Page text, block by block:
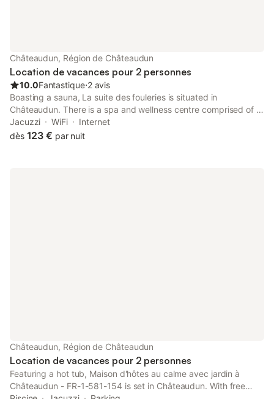
Châteaudun, Région de Châteaudun
Location de vacances pour 2 personnes
10.0Fantastique⋅2 avis
Boasting a sauna, La suite des fouleries is situated in
Châteaudun. There is a spa and wellness centre comprised of a
sauna, a hot tub and a wellness packages.
Jacuzzi WiFi
Internet
dès 123 € par nuit
Châteaudun, Région de Châteaudun
Location de vacances pour 2 personnes
Featuring a hot tub, Maison d'hôtes au calme avec jardin à
Châteaudun - FR-1-581-154 is set in Châteaudun. With free